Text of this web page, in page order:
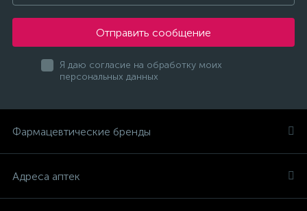
Отправить сообщение
Я даю согласие на обработку моих
персональных данных
Фармацевтические бренды
Адреса аптек